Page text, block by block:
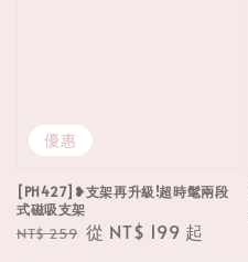
優惠
[PH427]❥支架再升級!超時髦兩段
式磁吸支架
Regular
NT$ 259 Sale
從 NT$ 199 起